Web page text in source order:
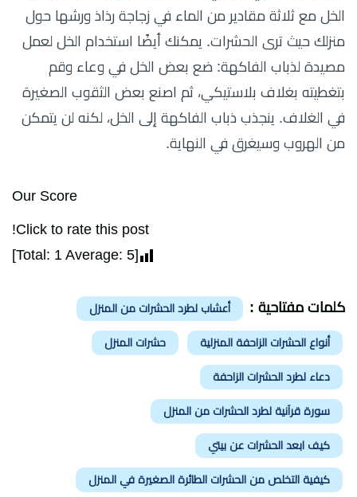
الخل مع ثلاثة مقادير من الماء في زجاجة رذاذ ورشها حول
منزلك حيث ترى الحشرات. يمكنك أيضًا استخدام الخل لعمل
مصيدة لذباب الفاكهة: ضع بعض الخل في وعاء وقم
بتغطيته بغلاف بلاستيكي، ثم اصنع بعض الثقوب الصغيرة
في الغلاف. ينجذب ذباب الفاكهة إلى الخل، لكنه لن يتمكن
من الهروب وسيغرق في النهاية.
Our Score
Click to rate this post!
[Total:
1 Average: 5
]
كلمات مفتاحية : أعشاب لطرد الحشرات من المنزل
أنواع الحشرات الزاحفة المنزلية حشرات المنزل
دعاء لطرد الحشرات الزاحفة
سورة قرآنية لطرد الحشرات من المنزل
كيف ابعد الحشرات عن بيتي
كيفية التخلص من الحشرات الطائرة الصغيرة في المنزل